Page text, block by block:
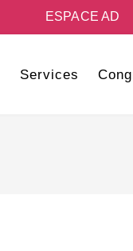
ESPACE AD
Services